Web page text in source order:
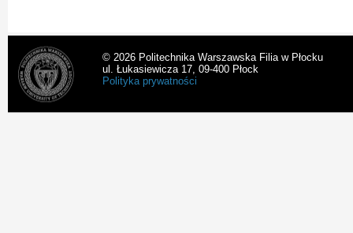
© 2026 Politechnika Warszawska Filia w Płocku
ul. Łukasiewicza 17, 09-400 Płock
Polityka prywatności